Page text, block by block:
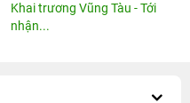
Khai trương Vũng Tàu - Tới
nhận...